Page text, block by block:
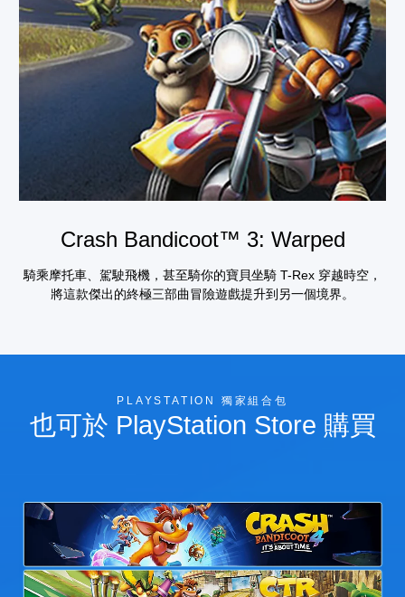
Crash Bandicoot™ 3: Warped
騎乘摩托車、駕駛飛機，甚至騎你的寶貝坐騎 T-Rex 穿越時空，
將這款傑出的終極三部曲冒險遊戲提升到另一個境界。
PLAYSTATION 獨家組合包
也可於 PlayStation Store 購買